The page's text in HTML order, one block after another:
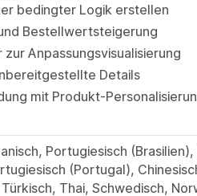
bedingter Logik erstellen
Bestellwertsteigerung
Anpassungsvisualisierung
Details
mit Produkt-
Portugiesisch
(Portugal),
Thai, Schwedisch,